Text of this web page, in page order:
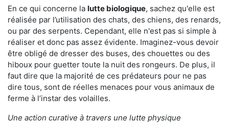
En ce qui concerne la lutte biologique, sachez qu'elle est
réalisée par l’utilisation des chats, des chiens, des renards,
ou par des serpents. Cependant, elle n'est pas si simple à
réaliser et donc pas assez évidente. Imaginez-vous devoir
être obligé de dresser des buses, des chouettes ou des
hiboux pour guetter toute la nuit des rongeurs. De plus, il
faut dire que la majorité de ces prédateurs pour ne pas
dire tous, sont de réelles menaces pour vous animaux de
ferme à l’instar des volailles.
Une action curative à travers une lutte physique